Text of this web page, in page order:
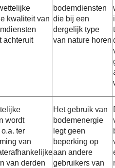
kwaliteit van
achteruit
bodemdiensten
die bij een
dergelijk type
van nature horen
wordt
ter
van
van derden
Het gebruik van
bodemenergie
legt geen
beperking op
aan andere
gebruikers van